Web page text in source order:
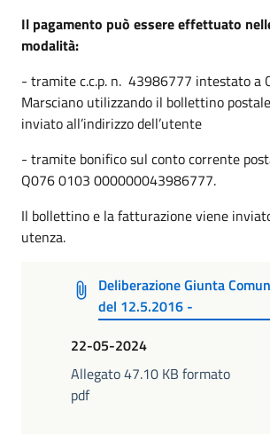
Il pagamento può essere effettuato
modalità:
- tramite c.c.p. n. 43986777 intestato a
Marsciano utilizzando il bollettino
inviato all’indirizzo dell’utente
- tramite bonifico sul conto corrente
Q076 0103 000000043986777.
Il bollettino e la fatturazione viene
utenza.
Deliberazione Giunta
del 12.5.2016 -
22-05-2024
Allegato 47.10 KB formato
pdf